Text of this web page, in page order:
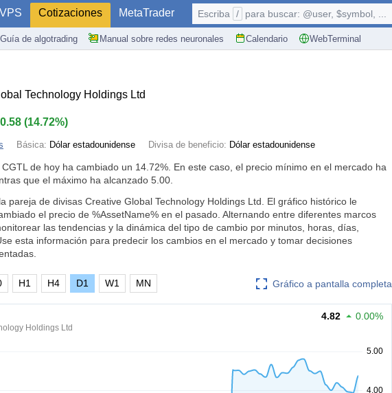
VPS Cotizaciones MetaTrader
Guía de algotrading Manual sobre redes neuronales Calendario WebTerminal
Escriba / para buscar: @user, $symbol, ...
Technology Holdings Ltd
0.58 (14.72%)
Básica: Dólar estadounidense Divisa de beneficio: Dólar estadounidense
de hoy ha cambiado un 14.72% . En este caso, el precio mínimo en el mercado ha
que el máximo ha alcanzado 5.00.
pareja de divisas Creative Global Technology Holdings Ltd. El gráfico histórico le
el precio de %AssetName% en el pasado. Alternando entre diferentes marcos
las tendencias y la dinámica del tipo de cambio por minutos, horas, días,
esta información para predecir los cambios en el mercado y tomar decisiones
Gráfico a pantalla completa
H1 H4 D1 W1 MN
Holdings Ltd
4.82 0.00%